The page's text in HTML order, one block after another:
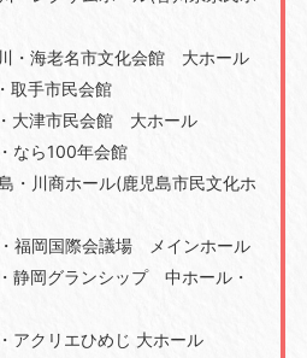
・海老名市文化会館 大ホール
取手市民会館
大津市民会館 大ホール
なら100年会館
・川商ホール(鹿児島市民文化ホ
福岡国際会議場 メインホール
静岡グランシップ 中ホール・
アクリエひめじ 大ホール